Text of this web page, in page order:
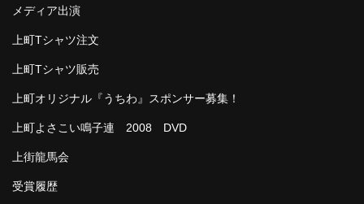
メディア出演
上町Tシャツ注文
上町Tシャツ販売
上町オリジナル『うちわ』スポンサー募集！
上町よさこい鳴子連 2008 DVD
上街龍馬会
受賞履歴